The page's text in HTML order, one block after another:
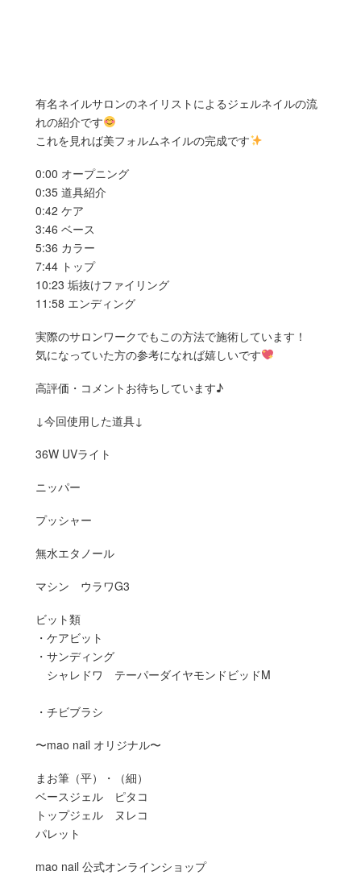
有名ネイルサロンのネイリストによるジェルネイルの流
れの紹介です
これを見れば美フォルムネイルの完成です
0:00 オープニング
0:35 道具紹介
0:42 ケア
3:46 ベース
5:36 カラー
7:44 トップ
10:23 垢抜けファイリング
11:58 エンディング
実際のサロンワークでもこの方法で施術しています！
気になっていた方の参考になれば嬉しいです
高評価・コメントお待ちしています♪
↓今回使用した道具↓
36W UVライト
ニッパー
プッシャー
無水エタノール
マシン ウラワG3
ビット類
・ケアビット
・サンディング
シャレドワ テーパーダイヤモンドビッドM
・チビブラシ
〜mao nail オリジナル〜
まお筆（平）・（細）
ベースジェル ピタコ
トップジェル ヌレコ
パレット
mao nail 公式オンラインショップ